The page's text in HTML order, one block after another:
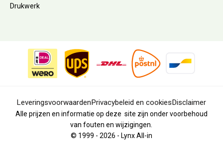
Drukwerk
LeveringsvoorwaardenPrivacybeleid en cookiesDisclaimer
Alle prijzen en informatie op deze site zijn onder voorbehoud
van fouten en wijzigingen.
© 1999 - 2026 - Lynx All-in